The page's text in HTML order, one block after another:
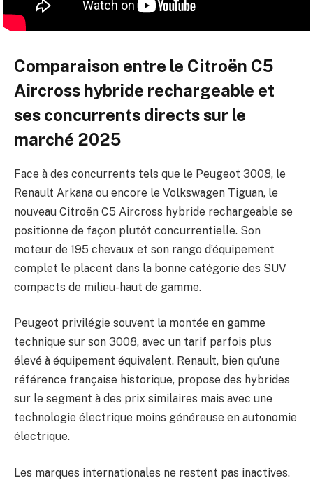
Comparaison entre le Citroën C5
Aircross hybride rechargeable et
ses concurrents directs sur le
marché 2025
Face à des concurrents tels que le Peugeot 3008, le
Renault Arkana ou encore le Volkswagen Tiguan, le
nouveau Citroën C5 Aircross hybride rechargeable se
positionne de façon plutôt concurrentielle. Son
moteur de 195 chevaux et son rango d’équipement
complet le placent dans la bonne catégorie des SUV
compacts de milieu-haut de gamme.
Peugeot privilégie souvent la montée en gamme
technique sur son 3008, avec un tarif parfois plus
élevé à équipement équivalent. Renault, bien qu’une
référence française historique, propose des hybrides
sur le segment à des prix similaires mais avec une
technologie électrique moins généreuse en autonomie
électrique.
Les marques internationales ne restent pas inactives.